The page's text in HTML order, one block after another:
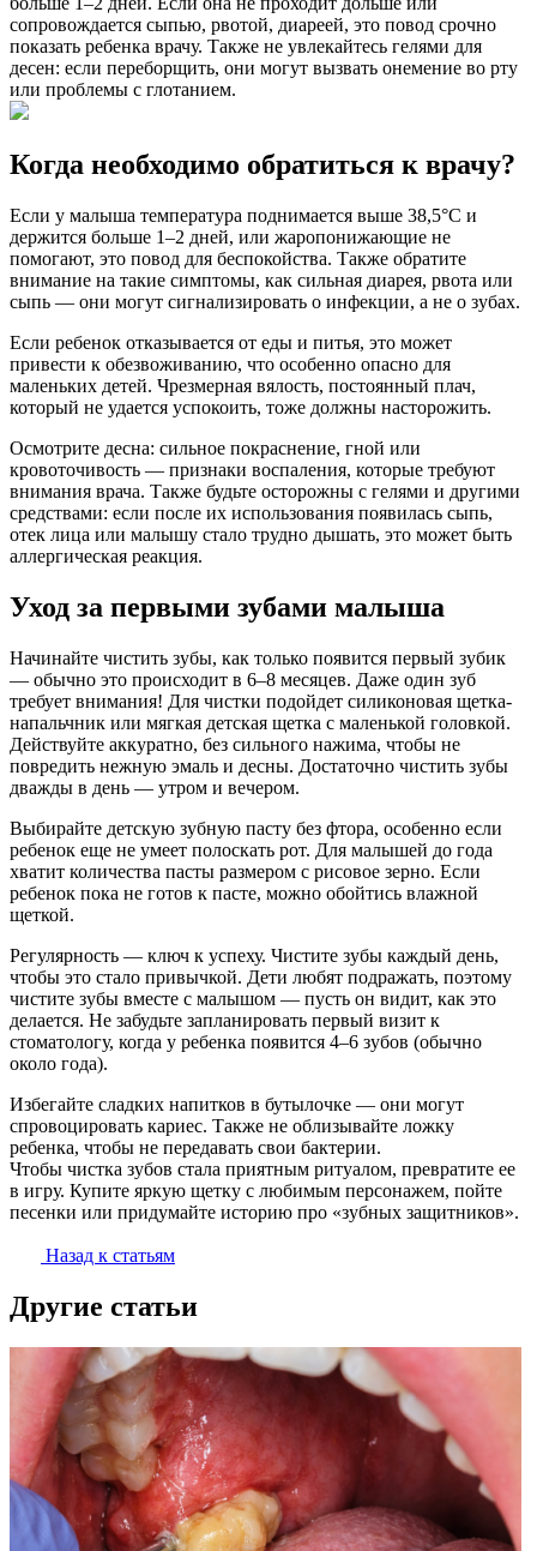
сопровождается сыпью, рвотой, диареей, это повод срочно
показать ребенка врачу. Также не увлекайтесь гелями для
десен: если переборщить, они могут вызвать онемение во рту
или проблемы с глотанием.
Когда необходимо обратиться к врачу?
Если у малыша температура поднимается выше 38,5°C и
держится больше 1–2 дней, или жаропонижающие не
помогают, это повод для беспокойства. Также обратите
внимание на такие симптомы, как сильная диарея, рвота или
сыпь — они могут сигнализировать о инфекции, а не о зубах.
Если ребенок отказывается от еды и питья, это может
привести к обезвоживанию, что особенно опасно для
маленьких детей. Чрезмерная вялость, постоянный плач,
который не удается успокоить, тоже должны насторожить.
Осмотрите десна: сильное покраснение, гной или
кровоточивость — признаки воспаления, которые требуют
внимания врача. Также будьте осторожны с гелями и другими
средствами: если после их использования появилась сыпь,
отек лица или малышу стало трудно дышать, это может быть
аллергическая реакция.
Уход за первыми зубами малыша
Начинайте чистить зубы, как только появится первый зубик
— обычно это происходит в 6–8 месяцев. Даже один зуб
требует внимания! Для чистки подойдет силиконовая щетка-
напальчник или мягкая детская щетка с маленькой головкой.
Действуйте аккуратно, без сильного нажима, чтобы не
повредить нежную эмаль и десны. Достаточно чистить зубы
дважды в день — утром и вечером.
Выбирайте детскую зубную пасту без фтора, особенно если
ребенок еще не умеет полоскать рот. Для малышей до года
хватит количества пасты размером с рисовое зерно. Если
ребенок пока не готов к пасте, можно обойтись влажной
щеткой.
Регулярность — ключ к успеху. Чистите зубы каждый день,
чтобы это стало привычкой. Дети любят подражать, поэтому
чистите зубы вместе с малышом — пусть он видит, как это
делается. Не забудьте запланировать первый визит к
стоматологу, когда у ребенка появится 4–6 зубов (обычно
около года).
Избегайте сладких напитков в бутылочке — они могут
спровоцировать кариес. Также не облизывайте ложку
ребенка, чтобы не передавать свои бактерии.
Чтобы чистка зубов стала приятным ритуалом, превратите ее
в игру. Купите яркую щетку с любимым персонажем, пойте
песенки или придумайте историю про «зубных защитников».
Назад к статьям
Другие статьи